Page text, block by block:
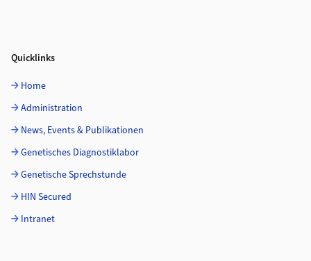
Quicklinks
Home
Administration
News, Events & Publikationen
Genetisches Diagnostiklabor
Genetische Sprechstunde
HIN Secured
Intranet